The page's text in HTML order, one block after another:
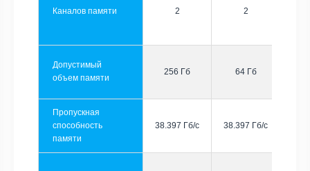
Каналов памяти 2 2
Допустимый
объем памяти
256 Гб 64 Гб
Пропускная
способность
памяти
38.397 Гб/с 38.397 Гб/с